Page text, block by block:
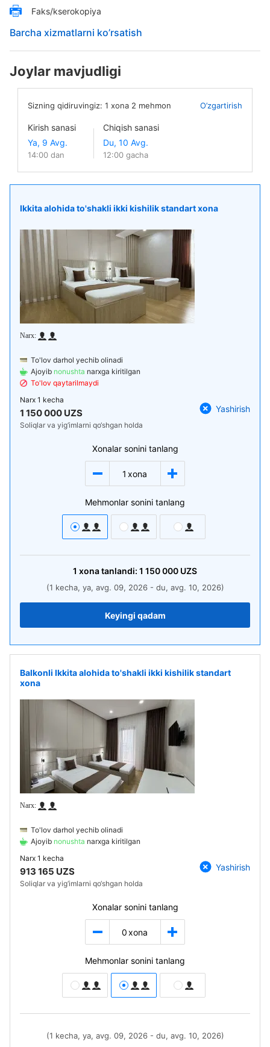
Faks/kserokopiya
Barcha xizmatlarni ko’rsatish
Joylar mavjudligi
Sizning qidiruvingiz: 1 xona 2 mehmon O’zgartirish
Kirish sanasi
14:00 dan
Chiqish sanasi
12:00 gacha
Ikkita alohida to'shakli ikki kishilik standart xona
To'lov darhol yechib olinadi
Ajoyib nonushta narxga kiritilgan
To'lov qaytarilmaydi
Narx 1 kecha
1 150 000 UZS
Soliqlar va yig‘imlarni qo‘shgan holda
Yashirish
Xonalar sonini tanlang
1 xona
Mehmonlar sonini tanlang
1 xonatanlandi: 1 150 000 UZS
(1 kecha, ya, avg. 09, 2026 - du, avg. 10, 2026)
Keyingi qadam
Balkonli Ikkita alohida to'shakli ikki kishilik standart
xona
To'lov darhol yechib olinadi
Ajoyib nonushta narxga kiritilgan
Narx 1 kecha
913 165 UZS
Soliqlar va yig‘imlarni qo‘shgan holda
Yashirish
Xonalar sonini tanlang
0 xona
Mehmonlar sonini tanlang
(1 kecha, ya, avg. 09, 2026 - du, avg. 10, 2026)